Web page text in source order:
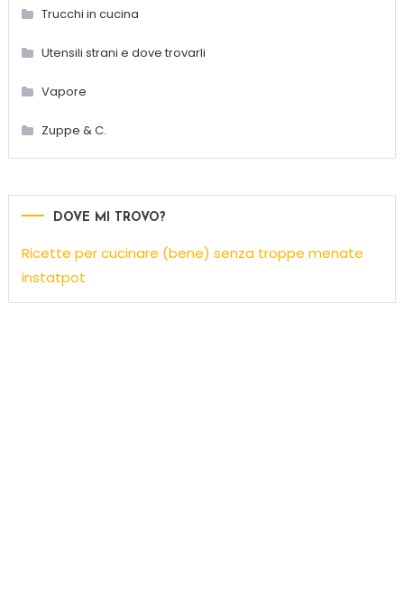
Trucchi in cucina
Utensili strani e dove trovarli
Vapore
Zuppe & C.
DOVE MI TROVO?
Ricette per cucinare (bene) senza troppe menate
instatpot